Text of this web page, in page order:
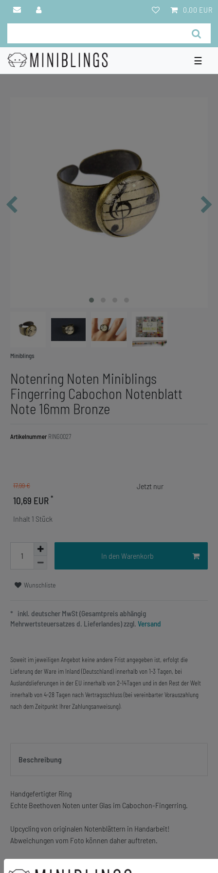
0,00 EUR
☰
Miniblings
Notenring Noten Miniblings
Fingerring Cabochon Notenblatt
Note 16mm Bronze
Artikelnummer RING0027
17,99 €
10,69 EUR *
Inhalt 1 Stück
In den Warenkorb
Wunschliste
* inkl. deutscher MwSt (Gesamtpreis abhängig
Mehrwertsteuersatzes d. Lieferlandes) zzgl. Versand
Soweit im jeweiligen Angebot keine andere Frist angegeben ist, erfolgt die
Lieferung der Ware im Inland (Deutschland) innerhalb von 1-3 Tagen, bei
Auslandslieferungen in der EU innerhalb von 2-14Tagen und in den Rest der Welt
innerhalb von 4-28 Tagen nach Vertragsschluss (bei vereinbarter Vorauszahlung
nach dem Zeitpunkt Ihrer Zahlungsanweisung).
Beschreibung
Handgefertigter Ring
Echte Beethoven Noten unter Glas im Cabochon-Fingerring.
Upcycling von originalen Notenblättern in Handarbeit!
Abweichungen vom Foto können daher auftreten.